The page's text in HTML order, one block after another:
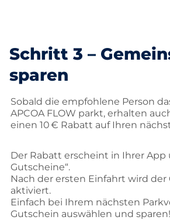
Schritt 3 –
sparen
Sobald die empfohlene Person
APCOA FLOW parkt, erhalten
einen 10 € Rabatt auf Ihren
Der Rabatt erscheint in Ihrer App
Gutscheine“.
Nach der ersten Einfahrt wird der
aktiviert.
Einfach bei Ihrem nächsten
Gutschein auswählen und sparen!